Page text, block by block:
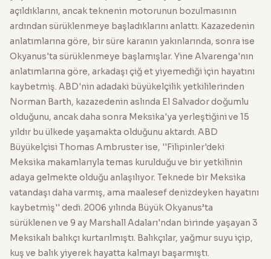
açıldıklarını, ancak teknenin motorunun bozulmasının
ardından sürüklenmeye başladıklarını anlattı. Kazazedenin
anlatımlarına göre, bir süre karanın yakınlarında, sonra ise
Okyanus'ta sürüklenmeye başlamışlar. Yine Alvarenga'nın
anlatımlarına göre, arkadaşı çiğ et yiyemediği için hayatını
kaybetmiş. ABD'nin adadaki büyükelçilik yetkililerinden
Norman Barth, kazazedenin aslında El Salvador doğumlu
olduğunu, ancak daha sonra Meksika'ya yerleştiğini ve 15
yıldır bu ülkede yaşamakta olduğunu aktardı. ABD
Büyükelçisi Thomas Ambruster ise, ''Filipinler'deki
Meksika makamlarıyla temas kurulduğu ve bir yetkilinin
adaya gelmekte olduğu anlaşılıyor. Teknede bir Meksika
vatandaşı daha varmış, ama maalesef denizdeyken hayatını
kaybetmiş'' dedi. 2006 yılında Büyük Okyanus’ta
sürüklenen ve 9 ay Marshall Adaları'ndan birinde yaşayan 3
Meksikalı balıkçı kurtarılmıştı. Balıkçılar, yağmur suyu içip,
kuş ve balık yiyerek hayatta kalmayı başarmıştı.